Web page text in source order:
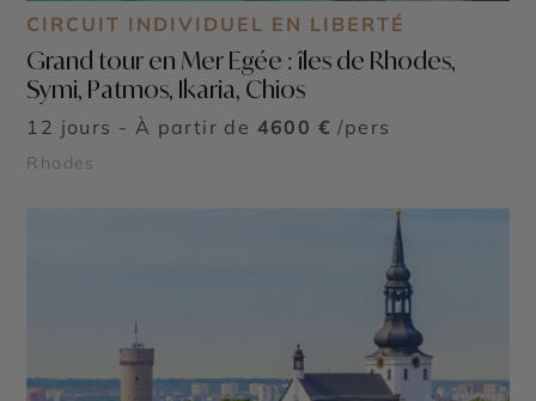
CIRCUIT INDIVIDUEL EN LIBERTÉ
Grand tour en Mer Egée : îles de Rhodes,
Symi, Patmos, Ikaria, Chios
12 jours - À partir de 4600 € /pers
Rhodes